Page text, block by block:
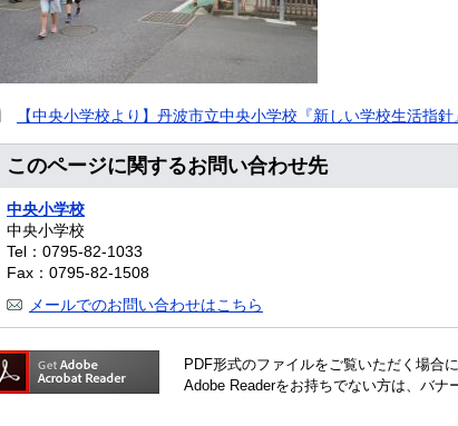
【中央小学校より】丹波市立中央小学校『新しい学校生活指
このページに関するお問い合わせ先
中央小学校
中央小学校
Tel：0795-82-1033
Fax：0795-82-1508
メールでのお問い合わせはこちら
PDF形式のファイルをご覧いただく場合
Adobe Readerをお持ちでない方は、バナ